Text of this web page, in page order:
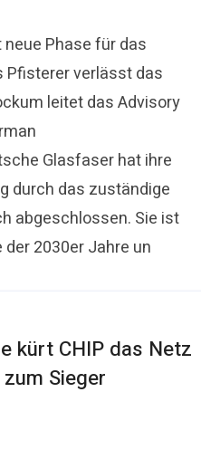
Phase für das
Pfisterer verlässt das
leitet das Advisory
Glasfaser hat ihre
durch das zuständige
abgeschlossen. Sie ist
2030er Jahre un
kürt CHIP das Netz
Sieger